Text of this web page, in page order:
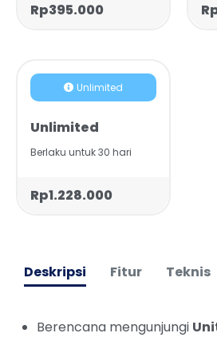
Rp395.000
Unlimited
Unlimited
Berlaku untuk 30 hari
Rp1.228.000
Deskripsi Fitur Teknis
Berencana mengunjungi